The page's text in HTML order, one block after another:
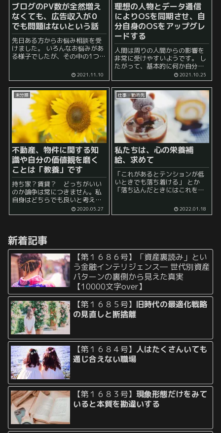
ブログのPV数が全然増え
なくても、広告収入が０
でも問題はないという話
先日ある方からお悩み相談を受
けました。 いろんなお悩みがあ
る様子でしたが、その中の1つ
ーションが全然上がりません と
いう内容がありました。 （※今
回はブログの悩みに限ってご本
人による掲...
2021.11.10
理想の人物とデータ通信
によりOSを同期させ、自
分自身のOSをアップグレ
ードする
人間は周りの人間からの影響を
非常に受けやすいようです。 し
たがって、基本的に何か自分自
身に変化を起こしたい場合に、
誰もが行える手っ取り早い方法
はまずは付き合う人を変えてし
まうことになるようです。 例え
ば、モテたいと願った場合は...
2021.10.25
未分類
不動産、物件に関する知
識や自分の価値観を磨く
ことは「教養」です
持ち家？賃貸？ どっちがいい
のか論争は常につきません。私
自身はどちらでも良いと考えて
います。それより重要なのは常
日頃から自分の人生を考えてよ
2020.05.27
仕事・勤め先
私たちは、心の栄養補
給、求めて
「これがあるとテンションが低
いときでも落ち着ける」 とか
「落ち込んだときにはこれを食
いときにはこれを買って楽し
2022.01.18
新着記事
【第１６８６号】「資産裏読み」とい
う金融インテリジェンス― 世代別資産
パターンの裏側から見えた真実
【10000文字over】
【第１６８５号】 旧時代の最適化戦略
の見直しと断捨離
【第１６８４号】人はたくさんいても
通じ合えない職場
【第１６８３号】現象形態だけをみて
いると本質を勘違いする